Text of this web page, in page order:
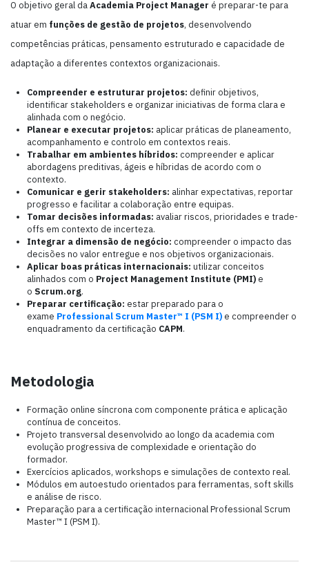
O objetivo geral daAcademia Project Manager é preparar-te para
atuar em funções de gestão de projetos, desenvolvendo
competências práticas, pensamento estruturado e capacidade de
adaptação a diferentes contextos organizacionais.
Compreender e estruturar projetos: definir objetivos,
identificar stakeholders e organizar iniciativas de forma clara e
alinhada com o negócio.
Planear e executar projetos: aplicar práticas de planeamento,
acompanhamento e controlo em contextos reais.
Trabalhar em ambientes híbridos: compreender e aplicar
abordagens preditivas, ágeis e híbridas de acordo com o
contexto.
Comunicar e gerir stakeholders: alinhar expectativas, reportar
progresso e facilitar a colaboração entre equipas.
Tomar decisões informadas: avaliar riscos, prioridades e trade-
offs em contexto de incerteza.
Integrar a dimensão de negócio: compreender o impacto das
decisões no valor entregue e nos objetivos organizacionais.
Aplicar boas práticas internacionais: utilizar conceitos
alinhados com o Project Management Institute (PMI) e
o Scrum.org.
Preparar certificação: estar preparado para o
exame Professional Scrum Master™ I (PSM I) e compreender o
enquadramento da certificação CAPM.
Metodologia
Formação online síncrona com componente prática e aplicação
contínua de conceitos.
Projeto transversal desenvolvido ao longo da academia com
evolução progressiva de complexidade e orientação do
formador.
Exercícios aplicados, workshops e simulações de contexto real.
Módulos em autoestudo orientados para ferramentas, soft skills
e análise de risco.
Preparação para a certificação internacional Professional Scrum
Master™ I (PSM I).